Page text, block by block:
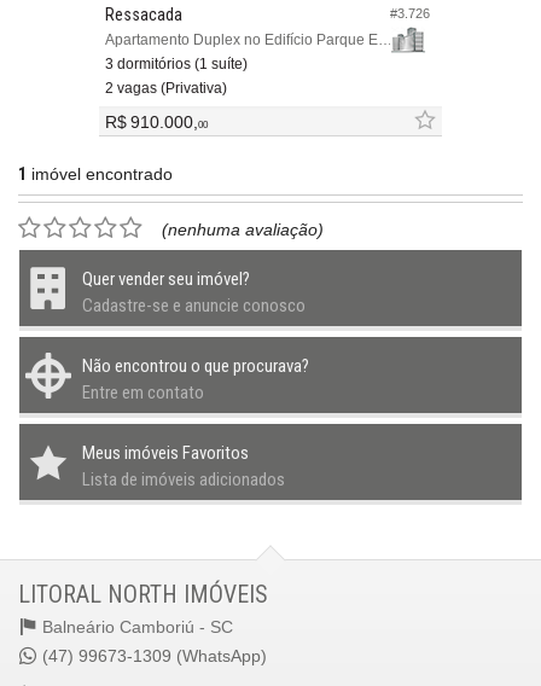
#3.726
Ressacada
3 dormitórios (1 suíte)
2 vagas (Privativa)
R$ 910.000, 00
1 imóvel encontrado
(nenhuma avaliação)
Quer vender seu imóvel?
Cadastre-se e anuncie conosco
Não encontrou o que procurava?
Entre em contato
Meus imóveis Favoritos
Lista de imóveis adicionados
LITORAL NORTH IMÓVEIS
Balneário Camboriú - SC
(47) 99673-1309 (WhatsApp)